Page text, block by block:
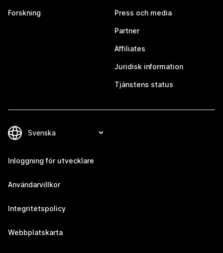
Forskning Press och media
Partner
Affiliates
Juridisk information
Tjänstens status
Inloggning för utvecklare
Användarvillkor
Integritetspolicy
Webbplatskarta